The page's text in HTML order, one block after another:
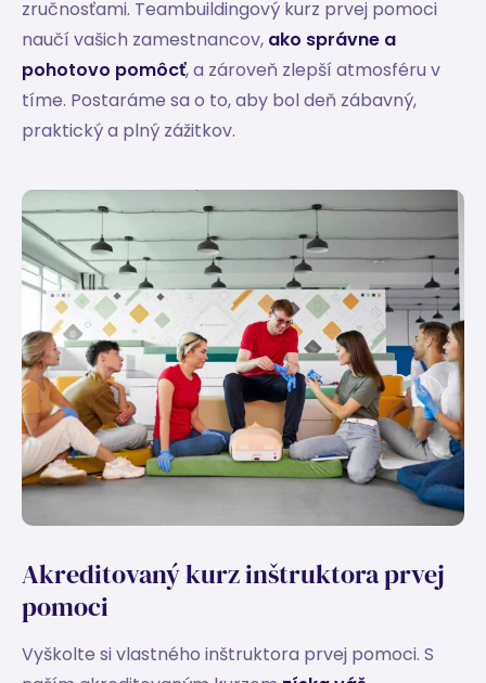
zručnosťami. Teambuildingový kurz prvej pomoci
naučí vašich zamestnancov, ako správne a
pohotovo pomôcť, a zároveň zlepší atmosféru v
tíme. Postaráme sa o to, aby bol deň zábavný,
praktický a plný zážitkov.
Akreditovaný kurz inštruktora prvej
pomoci
Vyškolte si vlastného inštruktora prvej pomoci. S